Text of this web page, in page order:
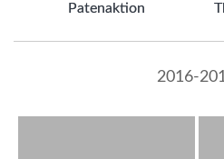
Patenaktion
2016-